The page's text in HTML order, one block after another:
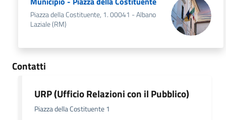
Piazza della Costituente, 1. 00041 - Albano
Laziale (RM)
Contatti
URP (Ufficio Relazioni con il Pubblico)
Piazza della Costituente 1